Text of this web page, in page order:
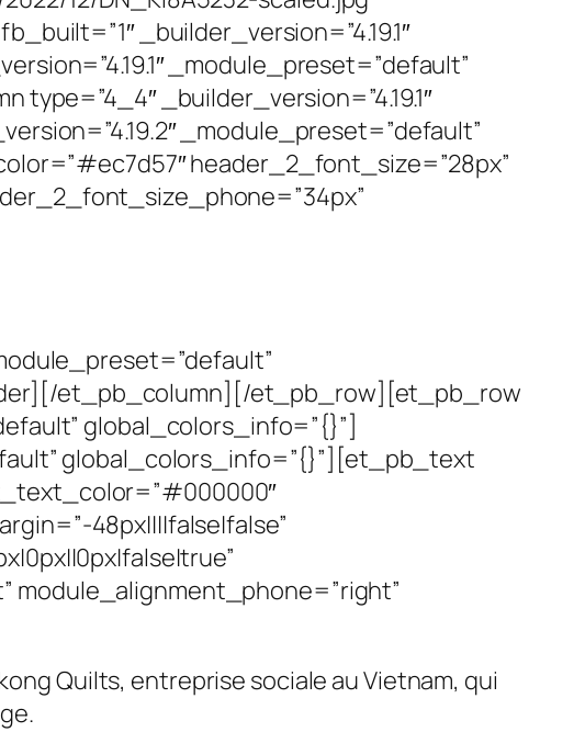
_builder_version=”4.19.1″
_module_preset=”default”
_builder_version=”4.19.1″
_module_preset=”default”
header_2_font_size=”28px”
et_pb_column][/et_pb_row][et_pb_row
global_colors_info=”{}”]
global_colors_info=”{}”][et_pb_text
48px||||false|false”
module_alignment_phone=”right”
Quilts, entreprise sociale au Vietnam, qui